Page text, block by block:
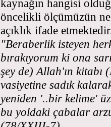
kaynağın hangisi
öncelikli ölçümüzün
açıklık ifade
"Beraberlik isteyen
bırakıyorum ki ona
şey de) Allah'ın
vasiyetine sadık
yeniden '..bir kelime'
bu yoldaki çabalar